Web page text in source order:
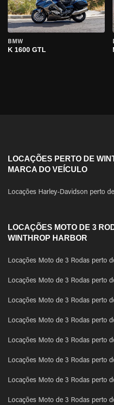
BMW
K 1600 GTL
LOCAÇÕES PERTO DE
MARCA DO VEÍCULO
Locações Harley-Davidson perto
LOCAÇÕES MOTO DE 3
WINTHROP HARBOR
Locações Moto de 3 Rodas perto
Locações Moto de 3 Rodas perto
Locações Moto de 3 Rodas perto
Locações Moto de 3 Rodas perto
Locações Moto de 3 Rodas perto
Locações Moto de 3 Rodas perto
Locações Moto de 3 Rodas perto
Locações Moto de 3 Rodas perto